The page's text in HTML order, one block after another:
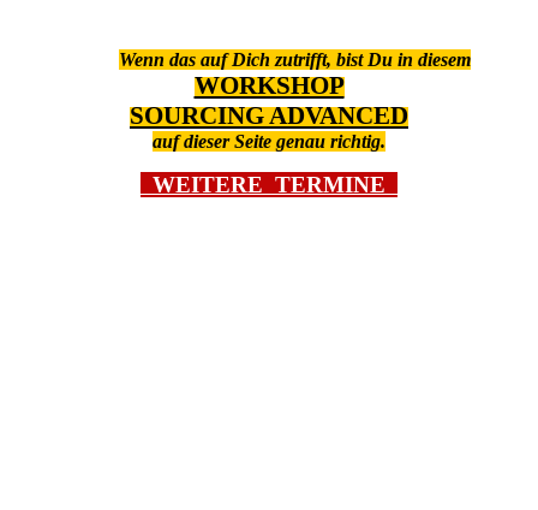
Wenn das auf Dich zutrifft, bist Du in diesem
WORKSHOP
SOURCING ADVANCED
auf dieser Seite genau richtig.
WEITERE TERMINE